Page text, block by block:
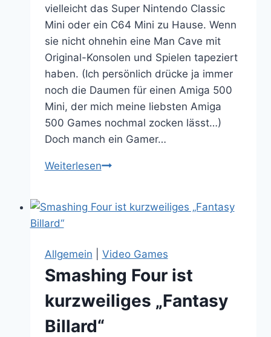
vielleicht das Super Nintendo Classic
Mini oder ein C64 Mini zu Hause. Wenn
sie nicht ohnehin eine Man Cave mit
Original-Konsolen und Spielen tapeziert
haben. (Ich persönlich drücke ja immer
noch die Daumen für einen Amiga 500
Mini, der mich meine liebsten Amiga
500 Games nochmal zocken lässt…)
Doch manch ein Gamer…
WeiterlesenDas
Mini
uns
Edel-
Nostalgiker
Allgemein Video Games
Smashing Four ist
kurzweiliges „Fantasy
Billard“